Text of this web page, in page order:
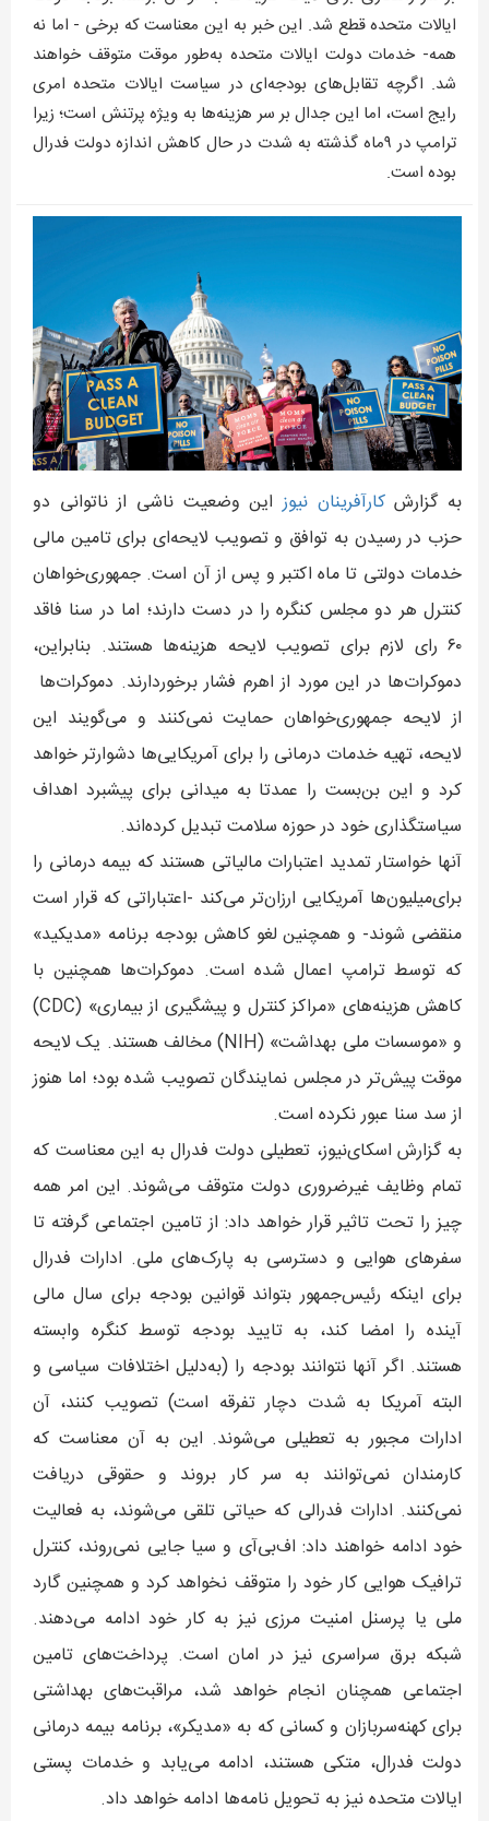
ایالات متحده قطع شد. این خبر به این معناست که برخی - اما نه
همه- خدمات دولت ایالات متحده به‌طور موقت متوقف خواهند
شد. اگرچه تقابل‌های بودجه‌ای در سیاست ایالات متحده امری
رایج است، اما این جدال بر سر هزینه‌ها به ویژه پرتنش است؛ زیرا
ترامپ در ۹ماه گذشته به شدت در حال کاهش اندازه دولت فدرال
بوده است.
به گزارشکارآفرينان نيوزاین وضعیت ناشی از ناتوانی دو
حزب در رسیدن به توافق و تصویب لایحه‌ای برای تامین مالی
خدمات دولتی تا ماه اکتبر و پس از آن است. جمهوری‌خواهان
کنترل هر دو مجلس کنگره را در دست دارند؛ اما در سنا فاقد
۶۰ رای لازم برای تصویب لایحه هزینه‌ها هستند. بنابراین،
دموکرات‌ها در این مورد از اهرم فشار برخوردارند. دموکرات‌ها
از لایحه جمهوری‌خواهان حمایت نمی‌کنند و می‌گویند این
لایحه، تهیه خدمات درمانی را برای آمریکایی‌ها دشوارتر خواهد
کرد و این بن‌بست را عمدتا به میدانی برای پیشبرد اهداف
سیاستگذاری خود در حوزه سلامت تبدیل کرده‌اند.
آنها خواستار تمدید اعتبارات مالیاتی هستند که بیمه درمانی را
برای‌میلیون‌ها آمریکایی ارزان‌تر می‌کند -اعتباراتی که قرار است
منقضی شوند- و همچنین لغو کاهش بودجه برنامه «مدیکید»
که توسط ترامپ اعمال شده است. دموکرات‌ها همچنین با
کاهش هزینه‌های «مراکز کنترل و پیشگیری از بیماری» (CDC)
و «موسسات ملی بهداشت» (NIH) مخالف هستند. یک لایحه
موقت پیش‌تر در مجلس نمایندگان تصویب شده بود؛ اما هنوز
از سد سنا عبور نکرده است.
به گزارش اسکای‌نیوز، تعطیلی دولت فدرال به این معناست که
تمام وظایف غیرضروری دولت متوقف می‌شوند. این امر همه
چیز را تحت تاثیر قرار خواهد داد: از تامین اجتماعی گرفته تا
سفرهای هوایی و دسترسی به پارک‌های ملی. ادارات فدرال
برای اینکه رئیس‌جمهور بتواند قوانین بودجه برای سال مالی
آینده را امضا کند، به تایید بودجه توسط کنگره وابسته
هستند. اگر آنها نتوانند بودجه را (به‌دلیل اختلافات سیاسی و
البته آمریکا به شدت دچار تفرقه است) تصویب کنند، آن
ادارات مجبور به تعطیلی می‌شوند. این به آن معناست که
کارمندان نمی‌توانند به سر کار بروند و حقوقی دریافت
نمی‌کنند. ادارات فدرالی که حیاتی تلقی می‌شوند، به فعالیت
خود ادامه خواهند داد: اف‌بی‌آی و سیا جایی نمی‌روند، کنترل
ترافیک هوایی کار خود را متوقف نخواهد کرد و همچنین گارد
ملی یا پرسنل امنیت مرزی نیز به کار خود ادامه می‌دهند.
شبکه برق سراسری نیز در امان است. پرداخت‌های تامین
اجتماعی همچنان انجام خواهد شد، مراقبت‌های بهداشتی
برای کهنه‌سربازان و کسانی که به «مدیکر»، برنامه بیمه درمانی
دولت فدرال، متکی هستند، ادامه می‌یابد و خدمات پستی
ایالات متحده نیز به تحویل نامه‌ها ادامه خواهد داد.